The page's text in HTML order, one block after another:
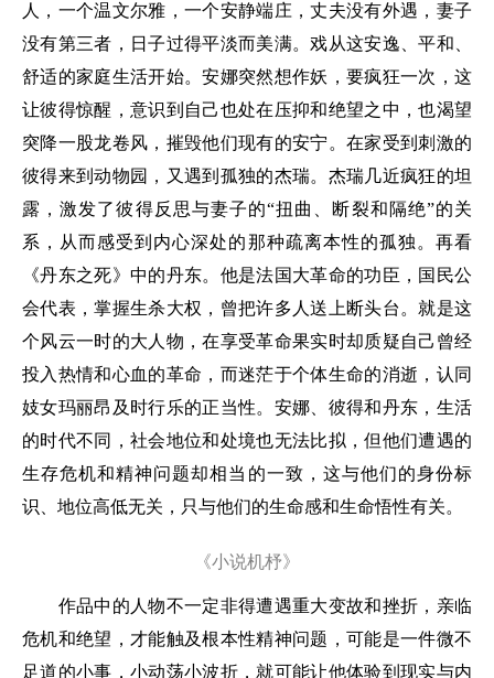
人，一个温文尔雅，一个安静端庄，丈夫没有外遇，妻子
没有第三者，日子过得平淡而美满。戏从这安逸、平和、
舒适的家庭生活开始。安娜突然想作妖，要疯狂一次，这
让彼得惊醒，意识到自己也处在压抑和绝望之中，也渴望
突降一股龙卷风，摧毁他们现有的安宁。在家受到刺激的
彼得来到动物园，又遇到孤独的杰瑞。杰瑞几近疯狂的坦
露，激发了彼得反思与妻子的“扭曲、断裂和隔绝”的关
系，从而感受到内心深处的那种疏离本性的孤独。再看
《丹东之死》中的丹东。他是法国大革命的功臣，国民公
会代表，掌握生杀大权，曾把许多人送上断头台。就是这
个风云一时的大人物，在享受革命果实时却质疑自己曾经
投入热情和心血的革命，而迷茫于个体生命的消逝，认同
妓女玛丽昂及时行乐的正当性。安娜、彼得和丹东，生活
的时代不同，社会地位和处境也无法比拟，但他们遭遇的
生存危机和精神问题却相当的一致，这与他们的身份标
识、地位高低无关，只与他们的生命感和生命悟性有关。
《小说机杼》
作品中的人物不一定非得遭遇重大变故和挫折，亲临
危机和绝望，才能触及根本性精神问题，可能是一件微不
足道的小事，小动荡小波折，就可能让他体验到现实与内